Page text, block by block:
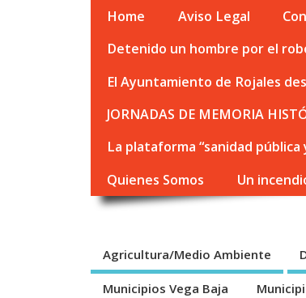
Home Aviso Legal
Detenido un hombre por el
El Ayuntamiento de Rojales
JORNADAS DE MEMORIA
La plataforma “sanidad
Quienes Somos
Un
Agricultura/Medio Ambiente
Municipios Vega Baja